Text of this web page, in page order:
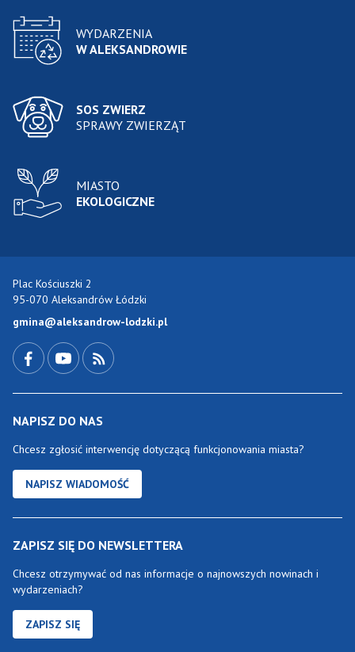
WYDARZENIA
W ALEKSANDROWIE
SOS ZWIERZ
SPRAWY ZWIERZĄT
MIASTO
EKOLOGICZNE
Plac Kościuszki 2
95-070 Aleksandrów Łódzki
gmina@aleksandrow-lodzki.pl
NAPISZ DO NAS
Chcesz zgłosić interwencję dotyczącą funkcjonowania miasta?
NAPISZ WIADOMOŚĆ
ZAPISZ SIĘ DO NEWSLETTERA
Chcesz otrzymywać od nas informacje o najnowszych nowinach i
wydarzeniach?
ZAPISZ SIĘ